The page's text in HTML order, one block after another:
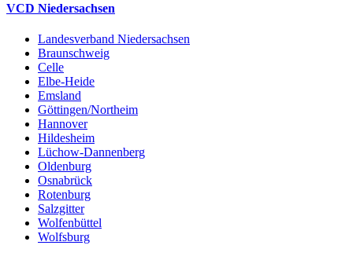
VCD Niedersachsen
Landesverband Niedersachsen
Braunschweig
Celle
Elbe-Heide
Emsland
Göttingen/Northeim
Hannover
Hildesheim
Lüchow-Dannenberg
Oldenburg
Osnabrück
Rotenburg
Salzgitter
Wolfenbüttel
Wolfsburg